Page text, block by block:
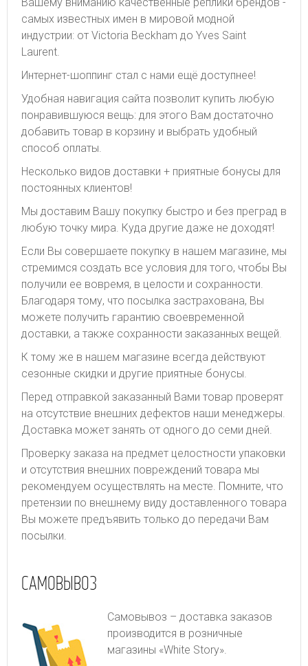
Вашему вниманию качественные реплики брендов -
самых известных имен в мировой модной
индустрии: от Victoria Beckham до Yves Saint
Laurent.
Интернет-шоппинг стал с нами ещё доступнее!
Удобная навигация сайта позволит купить любую
понравившуюся вещь: для этого Вам достаточно
добавить товар в корзину и выбрать удобный
способ оплаты.
Несколько видов доставки + приятные бонусы для
постоянных клиентов!
Мы доставим Вашу покупку быстро и без преград в
любую точку мира. Куда другие даже не доходят!
Если Вы совершаете покупку в нашем магазине, мы
стремимся создать все условия для того, чтобы Вы
получили ее вовремя, в целости и сохранности.
Благодаря тому, что посылка застрахована, Вы
можете получить гарантию своевременной
доставки, а также сохранности заказанных вещей.
К тому же в нашем магазине всегда действуют
сезонные скидки и другие приятные бонусы.
Перед отправкой заказанный Вами товар проверят
на отсутствие внешних дефектов наши менеджеры.
Доставка может занять от одного до семи дней.
Проверку заказа на предмет целостности упаковки
и отсутствия внешних повреждений товара мы
рекомендуем осуществлять на месте. Помните, что
претензии по внешнему виду доставленного товара
Вы можете предъявить только до передачи Вам
посылки.
САМОВЫВОЗ
Самовывоз – доставка заказов
производится в розничные
магазины «White Story».